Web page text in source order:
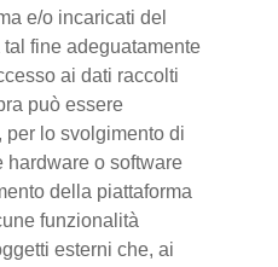
e/o incaricati del
fine adeguatamente
ai dati raccolti
può essere
per lo svolgimento di
hardware o software
della piattaforma
funzionalità
esterni che, ai